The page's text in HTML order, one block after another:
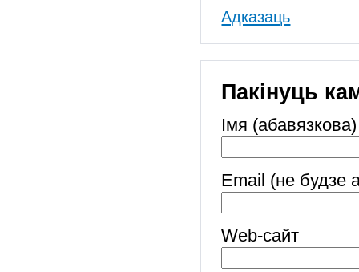
Адказаць
Пакінуць
Імя (абавязкова)
Email (не будзе
Web-cайт